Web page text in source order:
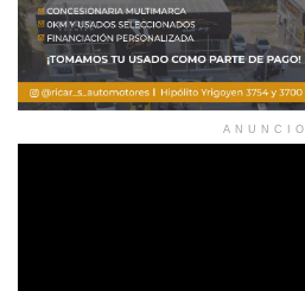
ANUNCIO